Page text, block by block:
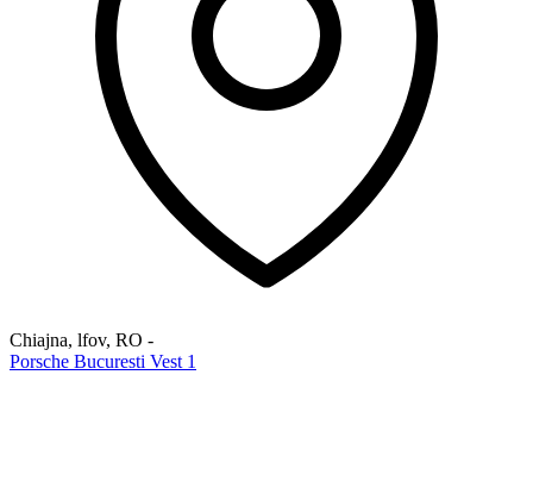
Chiajna, lfov, RO -
Porsche Bucuresti Vest 1